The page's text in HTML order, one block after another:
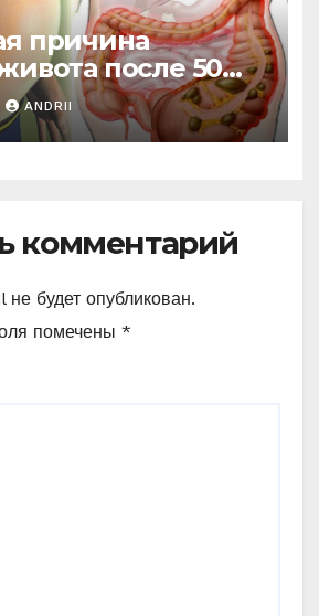
причина
после 50
обращают на
когда
поздно!
ANDRII
комментарий
будет опубликован.
помечены *